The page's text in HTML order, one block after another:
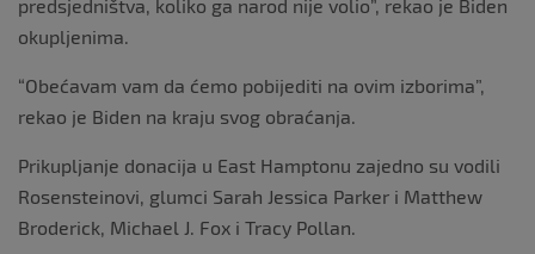
predsjedništva, koliko ga narod nije volio”, rekao je Biden
okupljenima.
“Obećavam vam da ćemo pobijediti na ovim izborima”,
rekao je Biden na kraju svog obraćanja.
Prikupljanje donacija u East Hamptonu zajedno su vodili
Rosensteinovi, glumci Sarah Jessica Parker i Matthew
Broderick, Michael J. Fox i Tracy Pollan.